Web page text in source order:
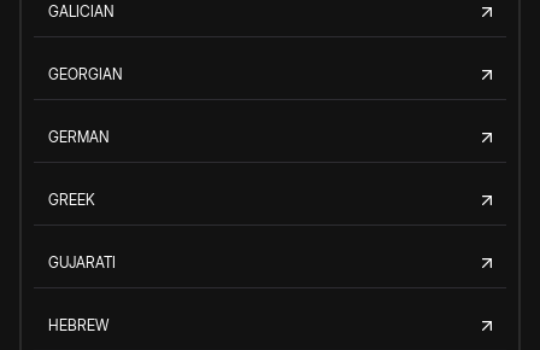
GALICIAN
GEORGIAN
GERMAN
GREEK
GUJARATI
HEBREW